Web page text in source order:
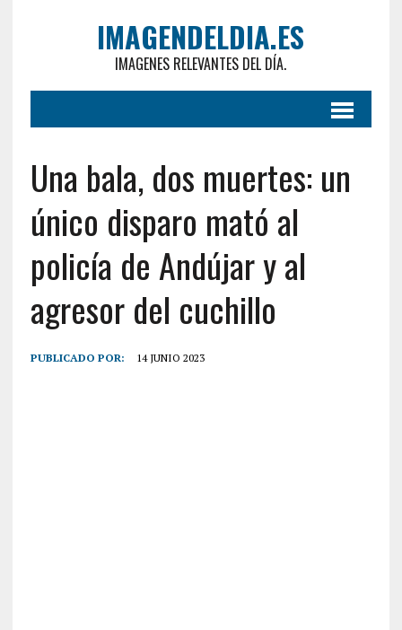
IMAGENDELDIA.ES
IMAGENES RELEVANTES DEL DÍA.
Una bala, dos muertes: un
único disparo mató al
policía de Andújar y al
agresor del cuchillo
PUBLICADO POR: 14 JUNIO 2023